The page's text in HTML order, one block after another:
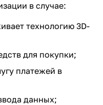
в случае:
технологию 3D-
для покупки;
платежей в
данных;